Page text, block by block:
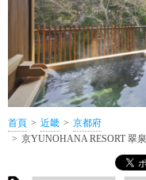
首頁 近畿
京都府
京YUNOHANA RESORT